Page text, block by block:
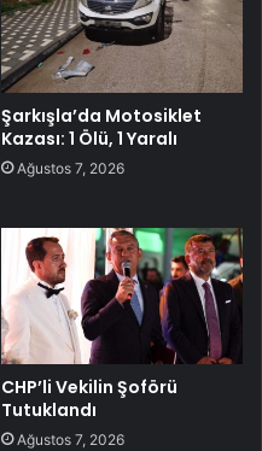
Şarkışla’da Motosiklet
Kazası: 1 Ölü, 1 Yaralı
Ağustos 7, 2026
CHP’li Vekilin Şoförü
Tutuklandı
Ağustos 7, 2026